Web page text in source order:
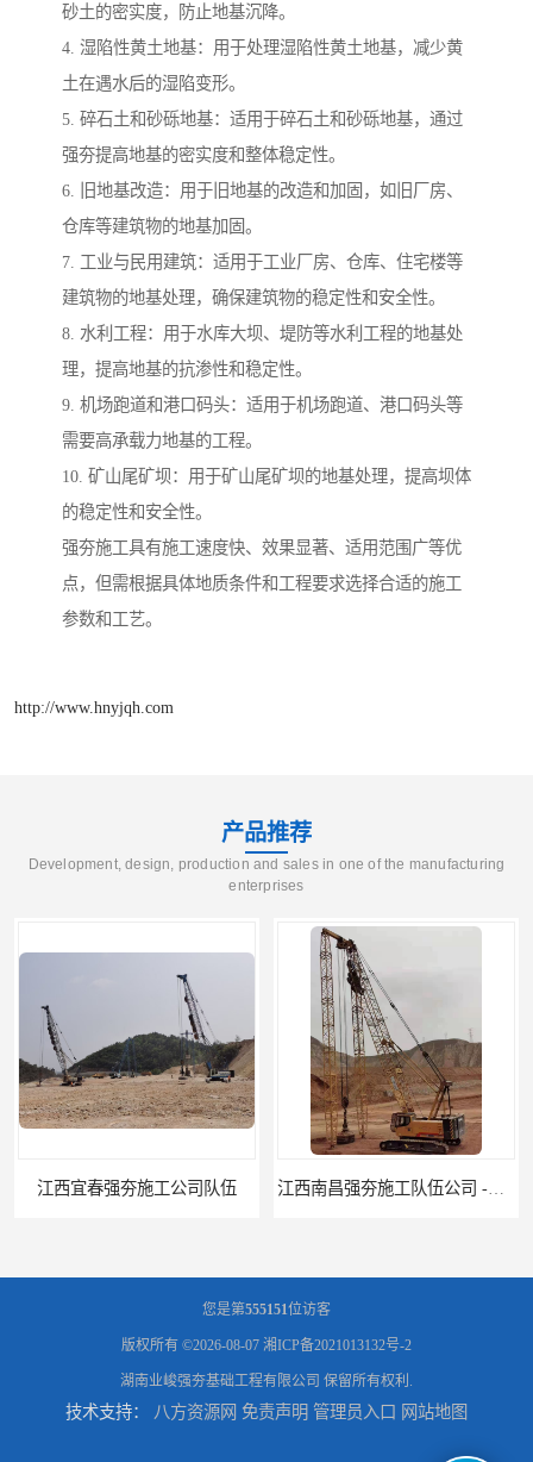
砂土的密实度，防止地基沉降。
4. 湿陷性黄土地基：用于处理湿陷性黄土地基，减少黄
土在遇水后的湿陷变形。
5. 碎石土和砂砾地基：适用于碎石土和砂砾地基，通过
强夯提高地基的密实度和整体稳定性。
6. 旧地基改造：用于旧地基的改造和加固，如旧厂房、
仓库等建筑物的地基加固。
7. 工业与民用建筑：适用于工业厂房、仓库、住宅楼等
建筑物的地基处理，确保建筑物的稳定性和安全性。
8. 水利工程：用于水库大坝、堤防等水利工程的地基处
理，提高地基的抗渗性和稳定性。
9. 机场跑道和港口码头：适用于机场跑道、港口码头等
需要高承载力地基的工程。
10. 矿山尾矿坝：用于矿山尾矿坝的地基处理，提高坝体
的稳定性和安全性。
强夯施工具有施工速度快、效果显著、适用范围广等优
点，但需根据具体地质条件和工程要求选择合适的施工
参数和工艺。
http://www.hnyjqh.com
产品推荐
Development, design, production and sales in one of the manufacturing
enterprises
江西南昌强夯施工队伍公司 -湖南业峻强夯基础工程
您是第555151位访客
版权所有 ©2026-08-07 湘ICP备2021013132号-2
湖南业峻强夯基础工程有限公司 保留所有权利.
技术支持： 八方资源网 免责声明 管理员入口 网站地图